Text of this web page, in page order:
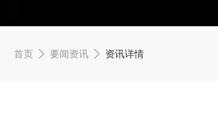
首页 要闻资讯 资讯详情